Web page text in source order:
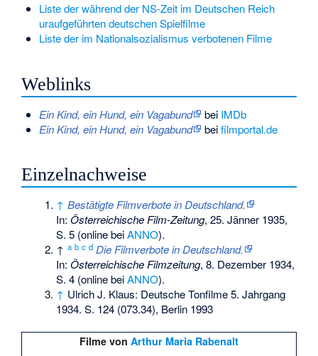
Liste der während der NS-Zeit im Deutschen Reich
uraufgeführten deutschen Spielfilme
Liste der im Nationalsozialismus verbotenen Filme
Weblinks
Ein Kind, ein Hund, ein Vagabund bei IMDb
Ein Kind, ein Hund, ein Vagabund
beifilmportal.de
Einzelnachweise
↑ Bestätigte Filmverbote in Deutschland.
In:Österreichische Film-Zeitung, 25. Jänner 1935,
S. 5 (online beiANNO).
↑a b c d Die Filmverbote in Deutschland.
In:Österreichische Filmzeitung, 8. Dezember 1934,
S. 4 (online beiANNO).
↑ Ulrich J. Klaus: Deutsche Tonfilme 5. Jahrgang
1934. S. 124 (073.34), Berlin 1993
Filme von Arthur Maria Rabenalt